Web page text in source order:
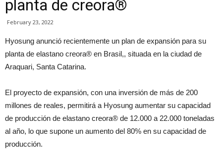
planta de creora®
February 23, 2022
Hyosung anunció recientemente un plan de expansión para su
planta de elastano creora® en Brasil,, situada en la ciudad de
Araquari, Santa Catarina.
El proyecto de expansión, con una inversión de más de 200
millones de reales, permitirá a Hyosung aumentar su capacidad
de producción de elastano creora® de 12.000 a 22.000 toneladas
al año, lo que supone un aumento del 80% en su capacidad de
producción.